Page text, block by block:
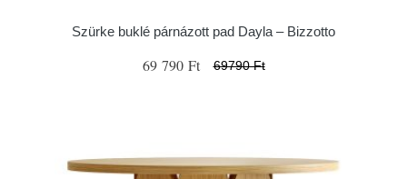
Szürke buklé párnázott pad Dayla – Bizzotto
69 790 Ft 69790 Ft